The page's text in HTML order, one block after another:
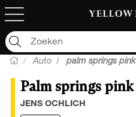
Auto palm springs pink
Palm springs pink
JENS OCHLICH